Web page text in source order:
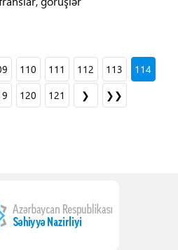
110 111 112 113
114
120 121 ❯ ❯❯